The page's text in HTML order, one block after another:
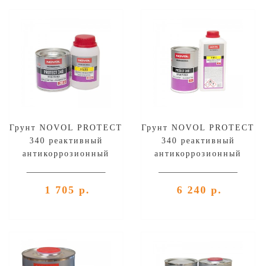
Грунт NOVOL PROTECT
340 реактивный
антикоррозионный
1 705 р.
Грунт NOVOL PROTECT
340 реактивный
антикоррозионный
6 240 р.